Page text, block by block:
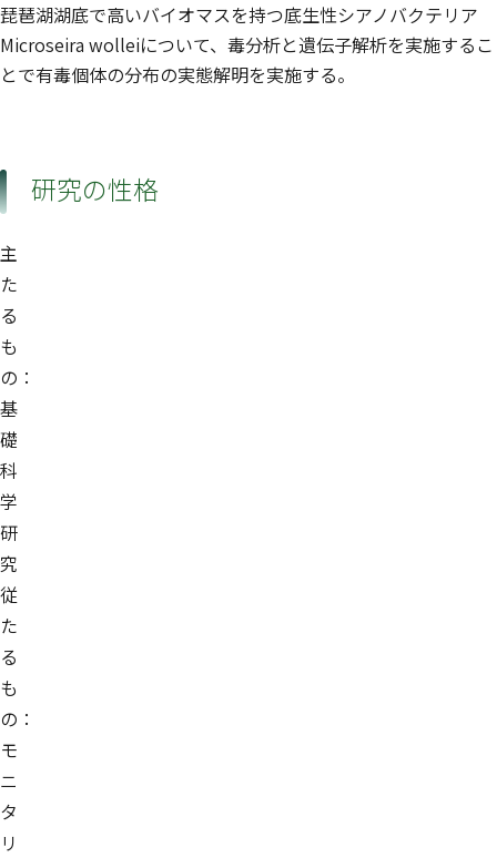
琵琶湖湖底で高いバイオマスを持つ底生性シアノバクテリア
Microseira wolleiについて、毒分析と遺伝子解析を実施するこ
とで有毒個体の分布の実態解明を実施する。
研究の性格
主
た
る
も
の：
基
礎
科
学
研
究
従
た
る
も
の：
モ
ニ
タ
リ